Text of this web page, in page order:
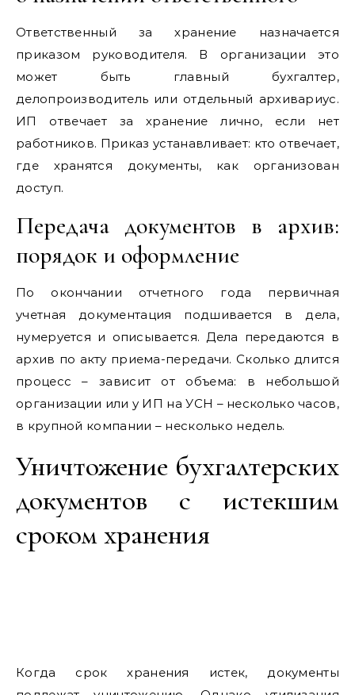
Ответственный за хранение назначается
приказом руководителя. В организации это
может быть главный бухгалтер,
делопроизводитель или отдельный архивариус.
ИП отвечает за хранение лично, если нет
работников. Приказ устанавливает: кто отвечает,
где хранятся документы, как организован
доступ.
Передача документов в архив:
порядок и оформление
По окончании отчетного года первичная
учетная документация подшивается в дела,
нумеруется и описывается. Дела передаются в
архив по акту приема-передачи. Сколько длится
процесс – зависит от объема: в небольшой
организации или у ИП на УСН – несколько часов,
в крупной компании – несколько недель.
Уничтожение бухгалтерских
документов с истекшим
сроком хранения
Когда срок хранения истек, документы